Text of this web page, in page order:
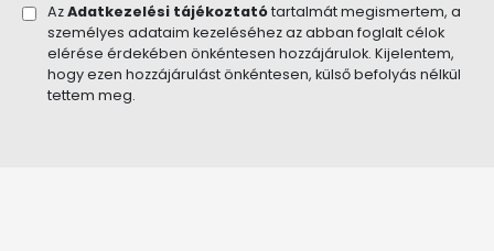
AzAdatkezelési tájékoztatótartalmát megismertem, a
személyes adataim kezeléséhez az abban foglalt célok
elérése érdekében önkéntesen hozzájárulok. Kijelentem,
hogy ezen hozzájárulást önkéntesen, külső befolyás nélkül
tettem meg.